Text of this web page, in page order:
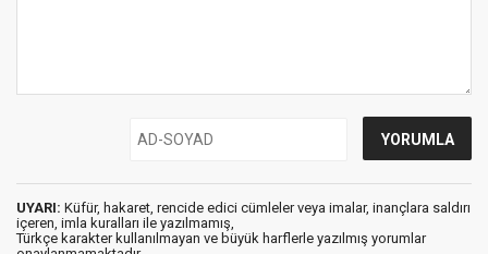
UYARI: Küfür, hakaret, rencide edici cümleler veya imalar, inançlara saldırı
içeren, imla kuralları ile yazılmamış,
Türkçe karakter kullanılmayan ve büyük harflerle yazılmış yorumlar